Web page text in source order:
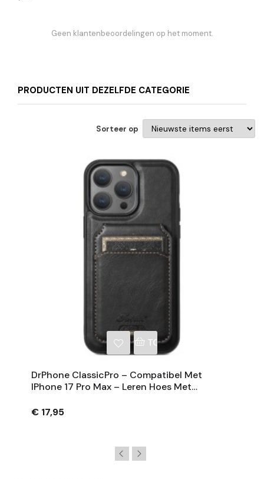
Geen klantenbeoordelingen op het moment.
PRODUCTEN UIT DEZELFDE CATEGORIE
Sorteer op
TOEVOEGEN AAN
DrPhone ClassicPro – Compatibel Met
IPhone 17 Pro Max – Leren Hoes Met
MagSafe
€ 17,95